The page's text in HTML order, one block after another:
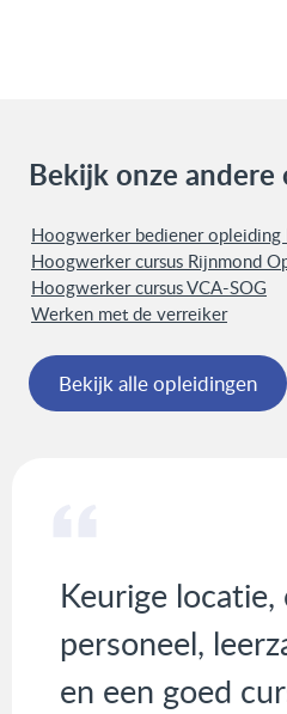
Bekijk onze
Hoogwerker bediener opleiding
Hoogwerker cursus Rijnmond
Hoogwerker cursus VCA-SOG
Werken met de verreiker
Bekijk alle opleidingen
Keurige locatie,
personeel,
en een goed